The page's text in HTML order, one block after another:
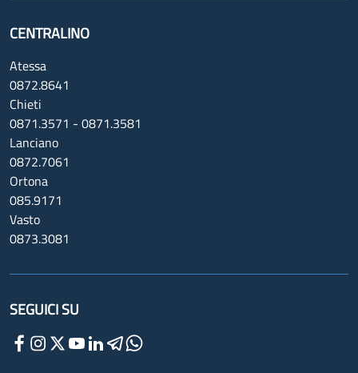
CENTRALINO
Atessa
0872.8641
Chieti
0871.3571 - 0871.3581
Lanciano
0872.7061
Ortona
085.9171
Vasto
0873.3081
SEGUICI SU